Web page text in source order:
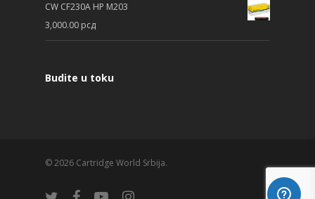
CW CF230A HP M203
3,000.00 рсд
Budite u toku
© 2026 Cartridge World Srbija.
twitter facebookyoutubeinstagram